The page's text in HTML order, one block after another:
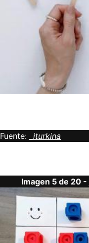
Fuente: _iturkina
Imagen 5 de 20 -